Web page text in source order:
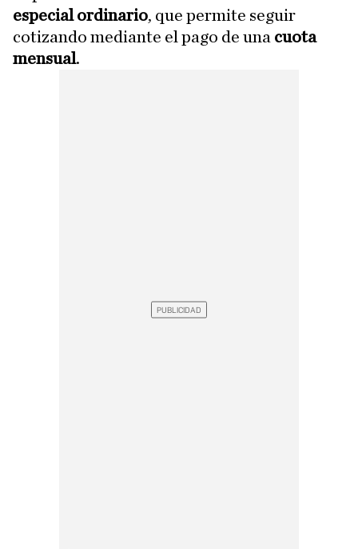
especial ordinario, que permite seguir
cotizando mediante el pago de una cuota
mensual.